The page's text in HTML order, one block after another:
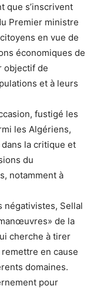
que s’inscrivent
Premier ministre
en vue de
économiques de
objectif de
et à leurs
fustigé les
les Algériens,
la critique et
du
notamment à
négativistes, Sellal
de la
cherche à tirer
en cause
domaines.
pour